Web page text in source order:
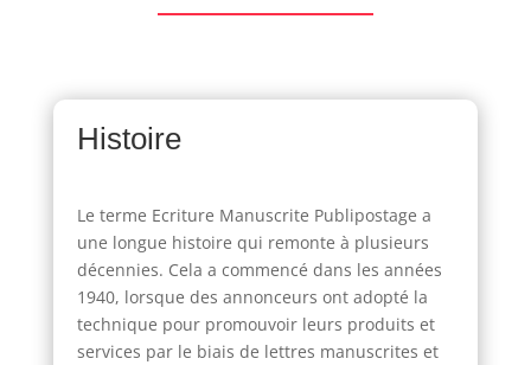
Histoire
Le terme Ecriture Manuscrite Publipostage a
une longue histoire qui remonte à plusieurs
décennies. Cela a commencé dans les années
1940, lorsque des annonceurs ont adopté la
technique pour promouvoir leurs produits et
services par le biais de lettres manuscrites et